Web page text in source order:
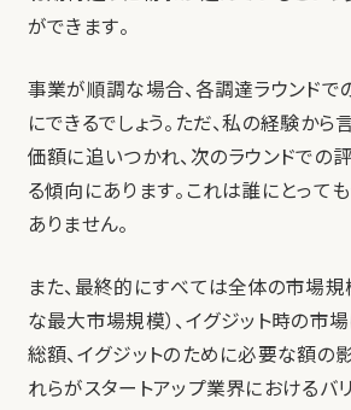
ができます。
事業が順調な場合、各調達ラウンド
にできるでしょう。ただ、私の経験から
価額に追いつかれ、次のラウンドでの
る傾向にあります。これは誰にとって
ありません。
また、最終的にすべては全体の市場規
な最大市場規模）、イグジット時の市
総額、イグジットのために必要な額の
れらがスタートアップ業界におけるバ